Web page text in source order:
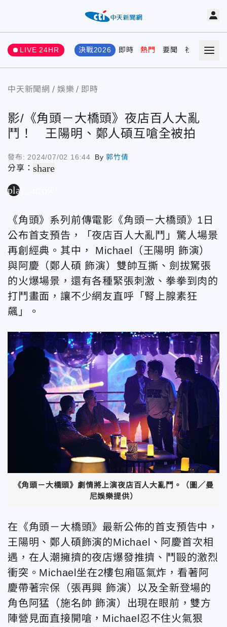
LIVE 24HR 決戰2026 即時 熱門 要聞 社會 娛樂
中天新聞網 娛樂 即時
影/《角頭－大橋頭》夜店百人大亂
鬥！ 王陽明、鄭人碩互嗆全被拍
發布: 2024/07/02 16:44 By郭竹倩
分享：share
play_arrow
《角頭》系列前傳電影《角頭－大橋頭》1日
公布首支預告，「夜店百人大亂鬥」驚人場景
再創經典。其中， Michael（王陽明 飾演）
與阿慶（鄭人碩 飾演）雙帥互撕、劍拔駑張
的火爆場景，還有各種緊張刺激、拳拳到肉的
打鬥畫面，讓不少網友直呼「腎上腺素狂
飆」。
《角頭－大橋頭》劇情將上演夜店百人大亂鬥。（圖／曼
尼娛樂提供）
在《角頭－大橋頭》最新公佈的首支預告中，
王陽明、鄭人碩飾演的Michael、阿慶首次相
遇，在人潮擁擠的夜店爆發推擠、鬥毆的激烈
衝突。Michael坐在2樓包廂區氣炸，看著阿
慶帶著宗保（張再興 飾演）以及全新登場的
角色阿猛（施名帥 飾演）出現在眼前，雙方
陣營見面直接開嗆，Michael忍不住火氣狠